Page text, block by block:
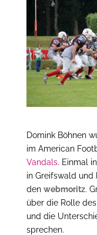
Domink Böhnen
im American
Vandals. Einmal
in Greifswald und
den webmoritz.
über die Rolle
und die
sprechen.